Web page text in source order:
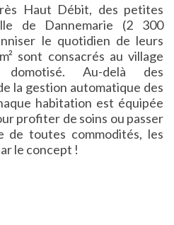
Haut Débit, des petites
de Dannemarie (2 300
le quotidien de leurs
sont consacrés au village
domotisé. Au-delà des
la gestion automatique des
habitation est équipée
profiter de soins ou passer
de toutes commodités, les
le concept !